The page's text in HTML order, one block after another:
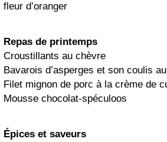
fleur d’oranger
Repas de printemps
Croustillants au chèvre
Bavarois d’asperges et son coulis
Filet mignon de porc à la crème de
Mousse chocolat-spéculoos
Épices et saveurs